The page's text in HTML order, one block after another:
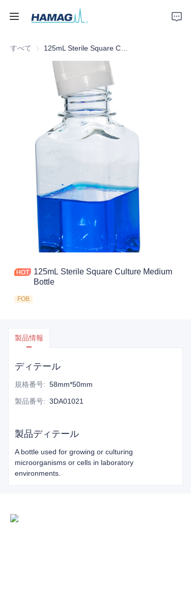
すべて
125mL Sterile Square Culture Medium
Bottle
FOB
製品情報
ディテール
規格番号: 58mm*50mm
製品番号: 3DA01021
製品ディテール
A bottle used for growing or culturing
microorganisms or cells in laboratory
environments.
ホーム
私たちについて
ニュース